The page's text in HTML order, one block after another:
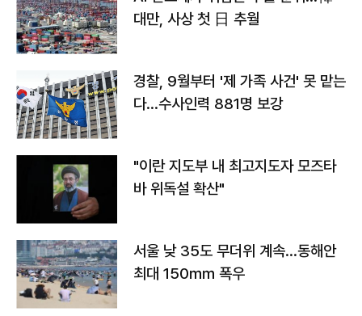
대만, 사상 첫 日 추월
경찰, 9월부터 '제 가족 사건' 못 맡는
다…수사인력 881명 보강
"이란 지도부 내 최고지도자 모즈타
바 위독설 확산"
서울 낮 35도 무더위 계속…동해안
최대 150㎜ 폭우